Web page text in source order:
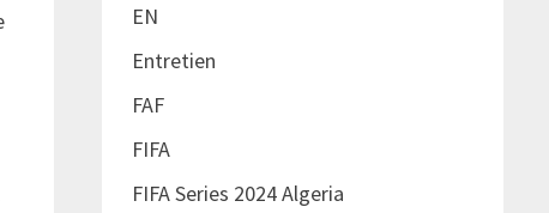
EN
Entretien
FAF
FIFA
FIFA Series 2024 Algeria